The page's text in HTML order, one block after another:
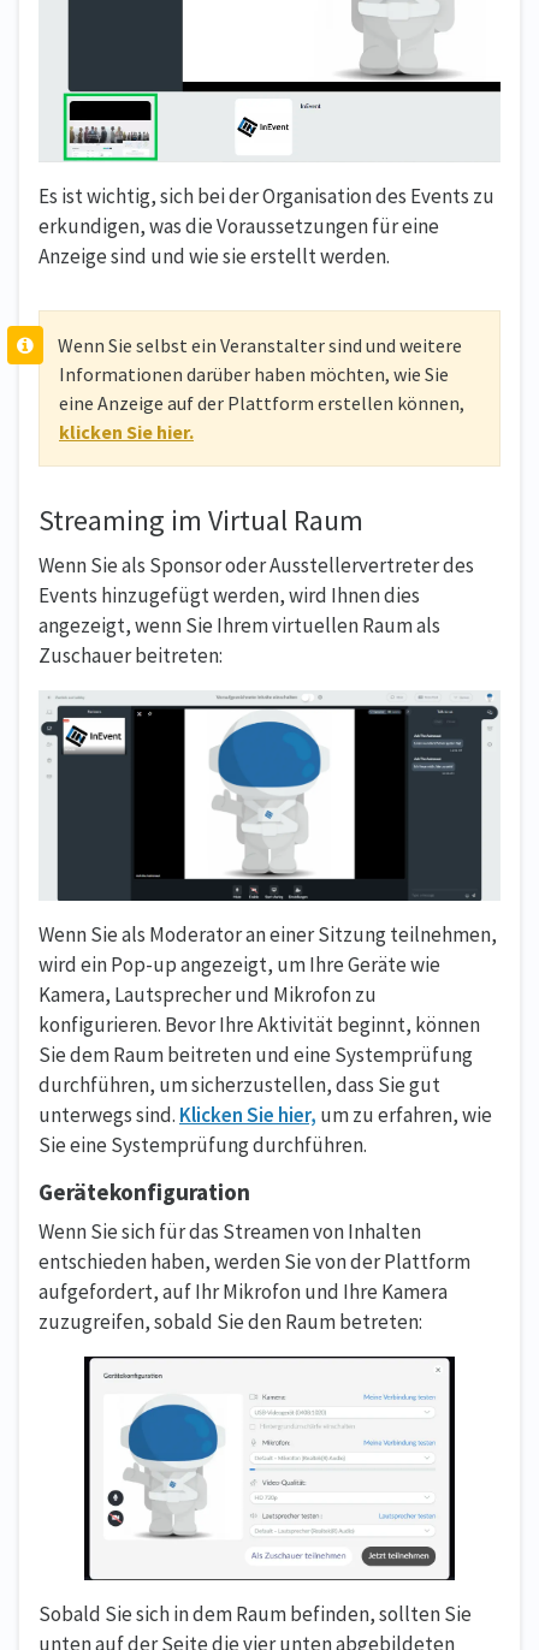
Es ist wichtig, sich bei der Organisation des Events zu
erkundigen, was die Voraussetzungen für eine
Anzeige sind und wie sie erstellt werden.
Wenn Sie selbst ein Veranstalter sind und weitere
Informationen darüber haben möchten, wie Sie
eine Anzeige auf der Plattform erstellen können,
klicken Sie hier.
Streaming im Virtual Raum
Wenn Sie als Sponsor oder Ausstellervertreter des
Events hinzugefügt werden, wird Ihnen dies
angezeigt, wenn Sie Ihrem virtuellen Raum als
Zuschauer beitreten:
Wenn Sie als Moderator an einer Sitzung teilnehmen,
wird ein Pop-up angezeigt, um Ihre Geräte wie
Kamera, Lautsprecher und Mikrofon zu
konfigurieren. Bevor Ihre Aktivität beginnt, können
Sie dem Raum beitreten und eine Systemprüfung
durchführen, um sicherzustellen, dass Sie gut
unterwegs sind. Klicken Sie hier, um zu erfahren, wie
Sie eine Systemprüfung durchführen.
Gerätekonfiguration
Wenn Sie sich für das Streamen von Inhalten
entschieden haben, werden Sie von der Plattform
aufgefordert, auf Ihr Mikrofon und Ihre Kamera
zuzugreifen, sobald Sie den Raum betreten:
Sobald Sie sich in dem Raum befinden, sollten Sie
unten auf der Seite die vier unten abgebildeten